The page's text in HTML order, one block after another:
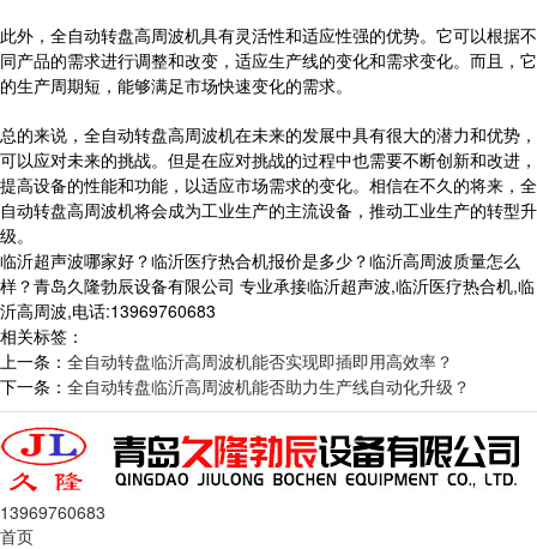
此外，全自动转盘高周波机具有灵活性和适应性强的优势。它可以根据不
同产品的需求进行调整和改变，适应生产线的变化和需求变化。而且，它
的生产周期短，能够满足市场快速变化的需求。
总的来说，全自动转盘高周波机在未来的发展中具有很大的潜力和优势，
可以应对未来的挑战。但是在应对挑战的过程中也需要不断创新和改进，
提高设备的性能和功能，以适应市场需求的变化。相信在不久的将来，全
自动转盘高周波机将会成为工业生产的主流设备，推动工业生产的转型升
级。
临沂超声波哪家好？临沂医疗热合机报价是多少？临沂高周波质量怎么
样？青岛久隆勃辰设备有限公司 专业承接临沂超声波,临沂医疗热合机,临
沂高周波,电话:13969760683
相关标签：
上一条： 全自动转盘临沂高周波机能否实现即插即用高效率？
下一条： 全自动转盘临沂高周波机能否助力生产线自动化升级？
13969760683
首页